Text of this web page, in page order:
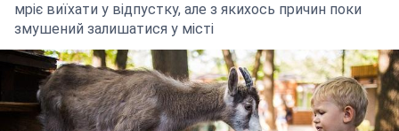
мріє виїхати у відпустку, але з якихось причин поки
змушений залишатися у місті